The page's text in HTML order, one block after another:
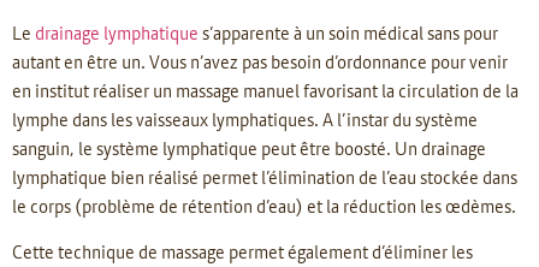
Le drainage lymphatique s’apparente à un soin médical sans pour
autant en être un. Vous n’avez pas besoin d’ordonnance pour venir
en institut réaliser un massage manuel favorisant la circulation de la
lymphe dans les vaisseaux lymphatiques. A l’instar du système
sanguin, le système lymphatique peut être boosté. Un drainage
lymphatique bien réalisé permet l’élimination de l’eau stockée dans
le corps (problème de rétention d’eau) et la réduction les œdèmes.
Cette technique de massage permet également d’éliminer les